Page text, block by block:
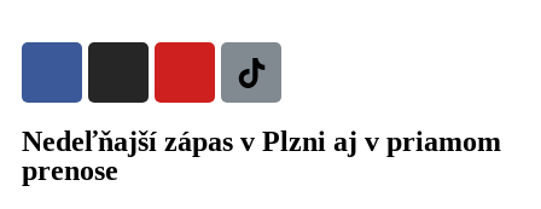
Nedeľňajší zápas v Plzni aj v priamom
prenose